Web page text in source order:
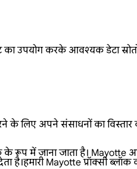
का उपयोग करके आवश्यक डेटा
लिए अपने संसाधनों का
के रूप में जाना जाता है।
है।हमारी Mayotte प्रॉक्सी